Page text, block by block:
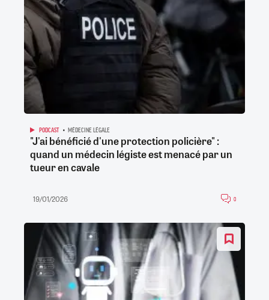
PODCAST MÉDECINE LÉGALE
"J'ai bénéficié d'une protection policière" :
quand un médecin légiste est menacé par un
tueur en cavale
19/01/2026 0